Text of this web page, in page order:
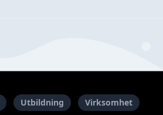
Utbildning
Virksomhet